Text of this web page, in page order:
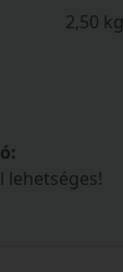
2,50 kg
lehetséges!